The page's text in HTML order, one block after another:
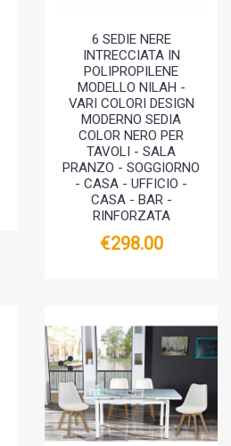
6 SEDIE NERE
INTRECCIATA IN
POLIPROPILENE
MODELLO NILAH -
VARI COLORI DESIGN
MODERNO SEDIA
COLOR NERO PER
TAVOLI - SALA
PRANZO - SOGGIORNO
- CASA - UFFICIO -
CASA - BAR -
RINFORZATA
€298.00